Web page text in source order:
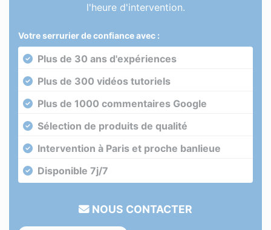
l'heure d'intervention.
Votre serrurier de confiance avec :
Plus de 30 ans d'expériences
Plus de 300 vidéos tutoriels
Plus de 1000 commentaires Google
Sélection de produits de qualité
Intervention à Paris et proche banlieue
Disponible 7j/7
NOUS CONTACTER